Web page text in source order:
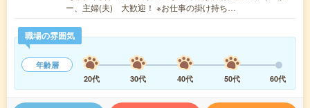
ー、主婦(夫) 大歓迎！ ※お仕事の掛け持ち…
職場の雰囲気
年齢層
20代
30代 40代 50代 60代